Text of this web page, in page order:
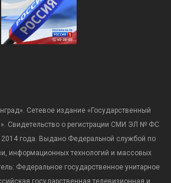
Сетевое издание «Государственный
Свидетельство о регистрации СМИ ЭЛ № ФС
2014 года. Выдано Федеральной службой по
информационных технологий и массовых
Федеральное государственное унитарное